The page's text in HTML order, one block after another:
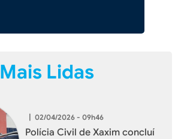
Mais Lidas
| 02/04/2026 - 09h46
Polícia Civil de Xaxim concluí